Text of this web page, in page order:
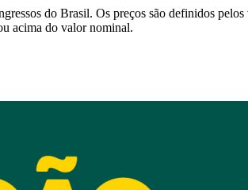
do Brasil. Os preços são definidos
acima do valor nominal.